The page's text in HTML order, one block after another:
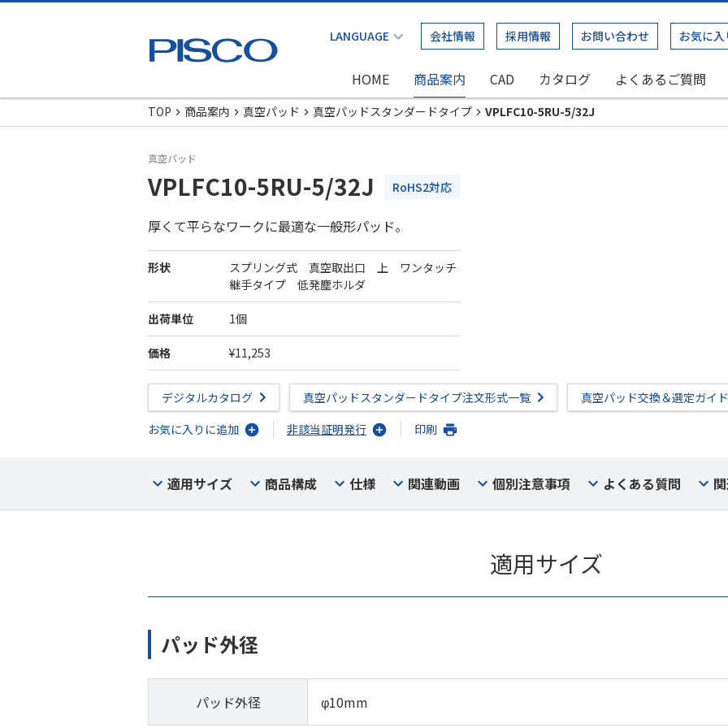
会社情報 採用情報 お問い合わせ お気に入
HOME 商品案内 CAD カタログ よくあるご質問
TOP
商品案内 真空パッド 真空パッドスタンダードタイプ VPLFC10-5RU-5/32J
真空パッド
VPLFC10-5RU-5/32J RoHS2対応
厚くて平らなワークに最適な一般形パッド。
形状
スプリング式 真空取出口 上 ワンタッチ
継手タイプ 低発塵ホルダ
出荷単位 1個
価格 ¥11,253
デジタルカタログ 真空パッドスタンダードタイプ注文形式一覧
真空パッド交換＆選定ガイド
お気に入りに追加
非該当証明発行 印刷
適用サイズ 商品構成 仕様 関連動画 個別注意事項 よくある質問
適用サイズ
パッド外径
パッド外径 φ10mm